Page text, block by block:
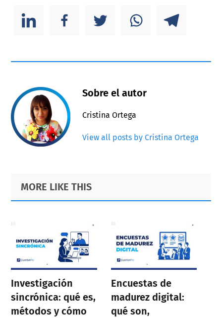
Sobre el autor
Cristina Ortega
View all posts by Cristina Ortega
Primary
Sidebar
Footer
MORE LIKE THIS
Investigación
sincrónica: qué es,
métodos y cómo
Encuestas de
madurez digital:
qué son,